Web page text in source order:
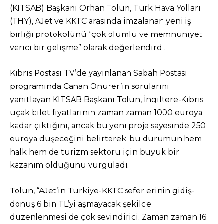
(KITSAB) Başkanı Orhan Tolun, Türk Hava Yolları
(THY), AJet ve KKTC arasında imzalanan yeni iş
birliği protokolünü “çok olumlu ve memnuniyet
verici bir gelişme” olarak değerlendirdi.
Kıbrıs Postası TV’de yayınlanan Sabah Postası
programında Canan Onurer’in sorularını
yanıtlayan KITSAB Başkanı Tolun, İngiltere-Kıbrıs
uçak bilet fiyatlarının zaman zaman 1000 euroya
kadar çıktığını, ancak bu yeni proje sayesinde 250
euroya düşeceğini belirterek, bu durumun hem
halk hem de turizm sektörü için büyük bir
kazanım olduğunu vurguladı.
Tolun, “AJet’in Türkiye-KKTC seferlerinin gidiş-
dönüş 6 bin TL’yi aşmayacak şekilde
düzenlenmesi de çok sevindirici. Zaman zaman 16